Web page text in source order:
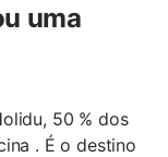
uma
50 % dos
. É o destino